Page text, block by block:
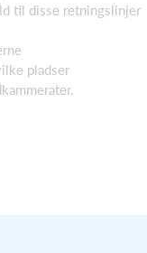
til disse retningslinjer
pladser